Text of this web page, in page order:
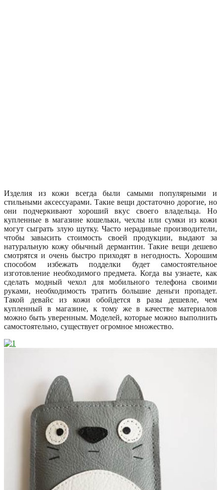
Изделия из кожи всегда были самыми популярными и
стильными аксессуарами. Такие вещи достаточно дорогие, но
они подчеркивают хороший вкус своего владельца. Но
купленные в магазине кошельки, чехлы или сумки из кожи
могут сыграть злую шутку. Часто нерадивые производители,
чтобы завысить стоимость своей продукции, выдают за
натуральную кожу обычный дермантин. Такие вещи дешево
смотрятся и очень быстро приходят в негодность. Хорошим
способом избежать подделки будет самостоятельное
изготовление необходимого предмета. Когда вы узнаете, как
сделать модный чехол для мобильного телефона своими
руками, необходимость тратить большие деньги пропадет.
Такой девайс из кожи обойдется в разы дешевле, чем
купленный в магазине, к тому же в качестве материалов
можно быть уверенным. Моделей, которые можно выполнить
самостоятельно, существует огромное множество.